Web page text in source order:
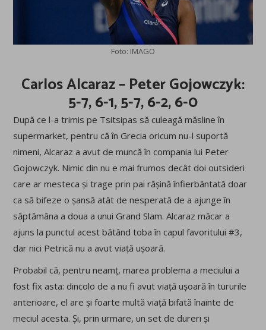
Foto: IMAGO
Carlos Alcaraz – Peter Gojowczyk:
5-7, 6-1, 5-7, 6-2, 6-0
După ce l-a trimis pe Tsitsipas să culeagă măsline în
supermarket, pentru că în Grecia oricum nu-l suportă
nimeni, Alcaraz a avut de muncă în compania lui Peter
Gojowczyk. Nimic din nu e mai frumos decât doi outsideri
care ar mesteca și trage prin pai rășină înfierbântată doar
ca să bifeze o șansă atât de nesperată de a ajunge în
săptămâna a doua a unui Grand Slam. Alcaraz măcar a
ajuns la punctul acest bătând toba în capul favoritului #3,
dar nici Petrică nu a avut viață ușoară.
Probabil că, pentru neamț, marea problema a meciului a
fost fix asta: dincolo de a nu fi avut viață ușoară în tururile
anterioare, el are și foarte multă viață bifată înainte de
meciul acesta. Și, prin urmare, un set de dureri și